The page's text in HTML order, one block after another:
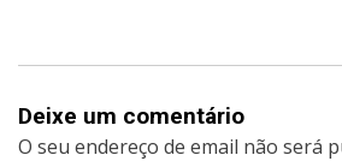
Deixe um comentário
O seu endereço de email não será